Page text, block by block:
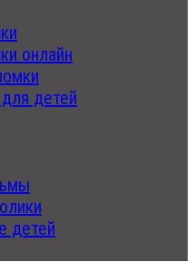
онлайн
детей
детей